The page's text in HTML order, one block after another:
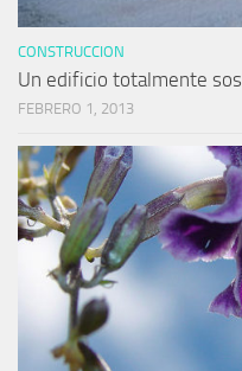
CONSTRUCCION
Un edificio totalmente
FEBRERO 1, 2013